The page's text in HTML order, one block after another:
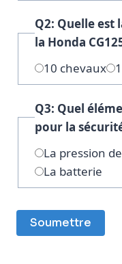
Q2: Quelle est
la Honda
10 chevaux
Q3: Quel
pour la
La pression
La batterie
Soumettre